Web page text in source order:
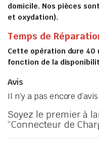
domicile. Nos pièces
et oxydation).
Temps de
Cette opération dure 40
fonction de la
Avis
Il n’y a pas encore d’avis.
Soyez le premier à
“Connecteur de